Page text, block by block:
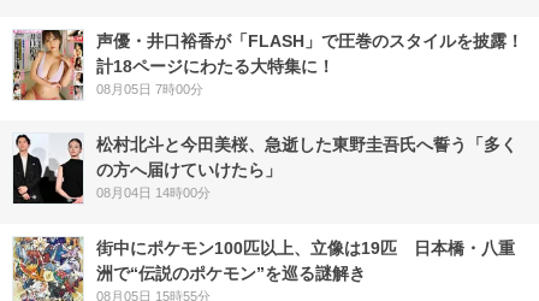
声優・井口裕香が「FLASH」で圧巻のスタイルを披露！
計18ページにわたる大特集に！
08月05日 7時00分
松村北斗と今田美桜、急逝した東野圭吾氏へ誓う「多く
の方へ届けていけたら」
08月04日 14時00分
街中にポケモン100匹以上、立像は19匹 日本橋・八重
洲で“伝説のポケモン”を巡る謎解き
08月05日 15時55分